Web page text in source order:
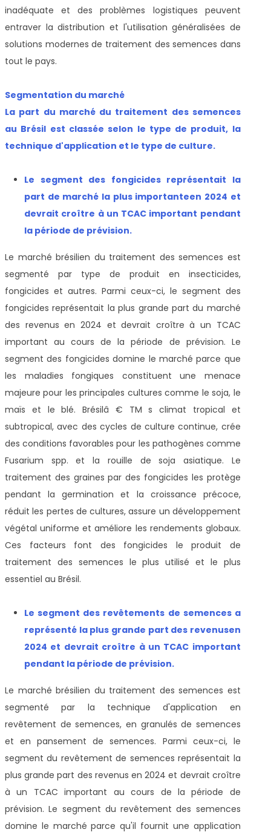
inadéquate et des problèmes logistiques peuvent
entraver la distribution et l'utilisation généralisées de
solutions modernes de traitement des semences dans
tout le pays.
Segmentation du marché
La part du marché du traitement des semences
au Brésil est classée selon le type de produit, la
technique d'application et le type de culture.
Le segment des fongicides représentait la
part de marché la plus importanteen 2024 et
devrait croître à un TCAC important pendant
la période de prévision.
Le marché brésilien du traitement des semences est
segmenté par type de produit en insecticides,
fongicides et autres. Parmi ceux-ci, le segment des
fongicides représentait la plus grande part du marché
des revenus en 2024 et devrait croître à un TCAC
important au cours de la période de prévision. Le
segment des fongicides domine le marché parce que
les maladies fongiques constituent une menace
majeure pour les principales cultures comme le soja, le
maïs et le blé. Brésilâ € TM s climat tropical et
subtropical, avec des cycles de culture continue, crée
des conditions favorables pour les pathogènes comme
Fusarium spp. et la rouille de soja asiatique. Le
traitement des graines par des fongicides les protège
pendant la germination et la croissance précoce,
réduit les pertes de cultures, assure un développement
végétal uniforme et améliore les rendements globaux.
Ces facteurs font des fongicides le produit de
traitement des semences le plus utilisé et le plus
essentiel au Brésil.
Le segment des revêtements de semences a
représenté la plus grande part des revenusen
2024 et devrait croître à un TCAC important
pendant la période de prévision.
Le marché brésilien du traitement des semences est
segmenté par la technique d'application en
revêtement de semences, en granulés de semences
et en pansement de semences. Parmi ceux-ci, le
segment du revêtement de semences représentait la
plus grande part des revenus en 2024 et devrait croître
à un TCAC important au cours de la période de
prévision. Le segment du revêtement des semences
domine le marché parce qu'il fournit une application